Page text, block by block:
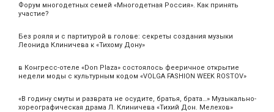
Форум многодетных семей «Многодетная Россия». Как принять
участие?
Без рояля и с партитурой в голове: секреты создания музыки
Леонида Клиничева к «Тихому Дону»
в Конгресс-отеле «Don Plaza» состоялось фееричное открытие
недели моды с культурным кодом «VOLGA FASHION WEEK ROSTOV»
«В годину смуты и разврата не осудите, братья, брата…» Музыкально-
хореографическая драма Л. Клиничева «Тихий Дон. Мелехов»